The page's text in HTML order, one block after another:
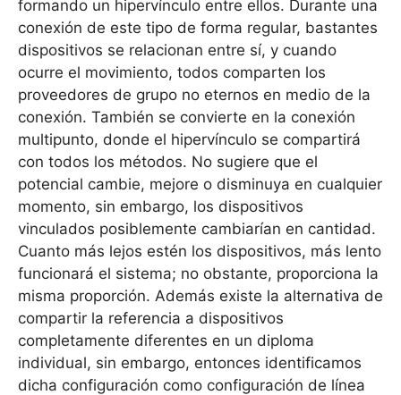
formando un hipervínculo entre ellos. Durante una
conexión de este tipo de forma regular, bastantes
dispositivos se relacionan entre sí, y cuando
ocurre el movimiento, todos comparten los
proveedores de grupo no eternos en medio de la
conexión. También se convierte en la conexión
multipunto, donde el hipervínculo se compartirá
con todos los métodos. No sugiere que el
potencial cambie, mejore o disminuya en cualquier
momento, sin embargo, los dispositivos
vinculados posiblemente cambiarían en cantidad.
Cuanto más lejos estén los dispositivos, más lento
funcionará el sistema; no obstante, proporciona la
misma proporción. Además existe la alternativa de
compartir la referencia a dispositivos
completamente diferentes en un diploma
individual, sin embargo, entonces identificamos
dicha configuración como configuración de línea